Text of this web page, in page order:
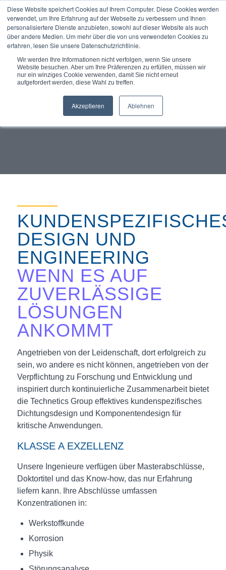
Diese Website speichert Cookies auf Ihrem Computer. Diese Cookies werden
verwendet, um Ihre Erfahrung auf der Webseite zu verbessern und Ihnen
personalisiertere Dienste anzubieten, sowohl auf dieser Website als auch
über andere Medien. Um mehr über die von uns verwendeten Cookies zu
erfahren, lesen Sie unsere Datenschutzrichtlinie.
Wir werden Ihre Informationen nicht verfolgen, wenn Sie unsere
Website besuchen. Aber um Ihre Präferenzen zu erfüllen, müssen wir
nur ein winziges Cookie verwenden, damit Sie nicht erneut
aufgefordert werden, diese Wahl zu treffen.
Akzeptieren Ablehnen
Du bist hier: Startseite / Leistungen /
Kundenspezifisches Dichtungsdesign und Komponenten...
DESIGN UND
ENGINEERING
WENN ES AUF
ZUVERLÄSSIGE
LÖSUNGEN
ANKOMMT
Angetrieben von der Leidenschaft, dort erfolgreich zu
sein, wo andere es nicht können, angetrieben von der
Verpflichtung zu Forschung und Entwicklung und
inspiriert durch kontinuierliche Zusammenarbeit bietet
die Technetics Group effektives kundenspezifisches
Dichtungsdesign und Komponentendesign für
kritische Anwendungen.
KLASSE A EXZELLENZ
Unsere Ingenieure verfügen über Masterabschlüsse,
Doktortitel und das Know-how, das nur Erfahrung
liefern kann. Ihre Abschlüsse umfassen
Konzentrationen in:
Werkstoffkunde
Korrosion
Physik